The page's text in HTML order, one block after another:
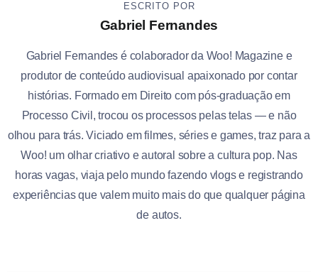
ESCRITO POR
Gabriel Fernandes
Gabriel Fernandes é colaborador da Woo! Magazine e
produtor de conteúdo audiovisual apaixonado por contar
histórias. Formado em Direito com pós-graduação em
Processo Civil, trocou os processos pelas telas — e não
olhou para trás. Viciado em filmes, séries e games, traz para a
Woo! um olhar criativo e autoral sobre a cultura pop. Nas
horas vagas, viaja pelo mundo fazendo vlogs e registrando
experiências que valem muito mais do que qualquer página
de autos.